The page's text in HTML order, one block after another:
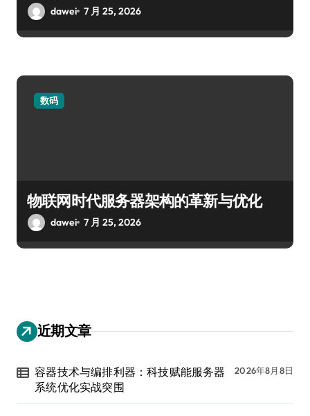
dawei 7 月 25, 2026
数码
物联网时代服务器架构的革新与优化
dawei 7 月 25, 2026
近期文章
容器技术与编排利器：科技赋能服务器
系统优化实战突围
2026年8月8日